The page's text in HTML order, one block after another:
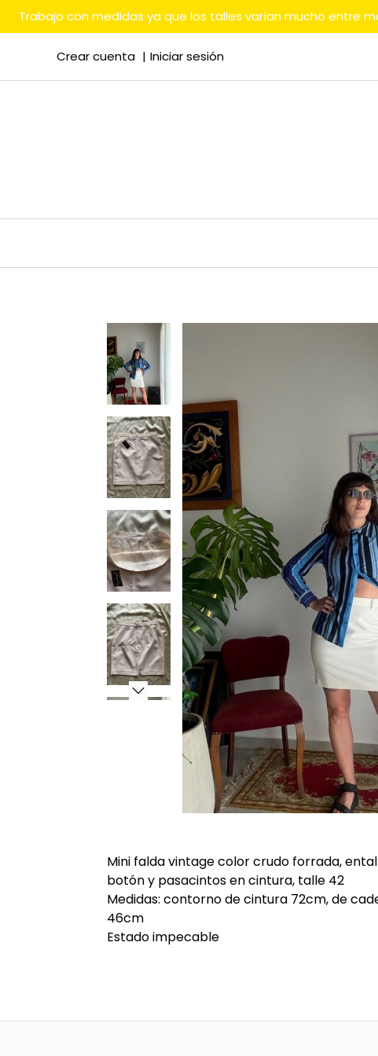
Trabajo con medidas ya que los talles varían mucho entre
Crear cuenta Iniciar sesión
Mini falda vintage color crudo forrada,
botón y pasacintos en cintura, talle 42
Medidas: contorno de cintura 72cm, de
46cm
Estado impecable